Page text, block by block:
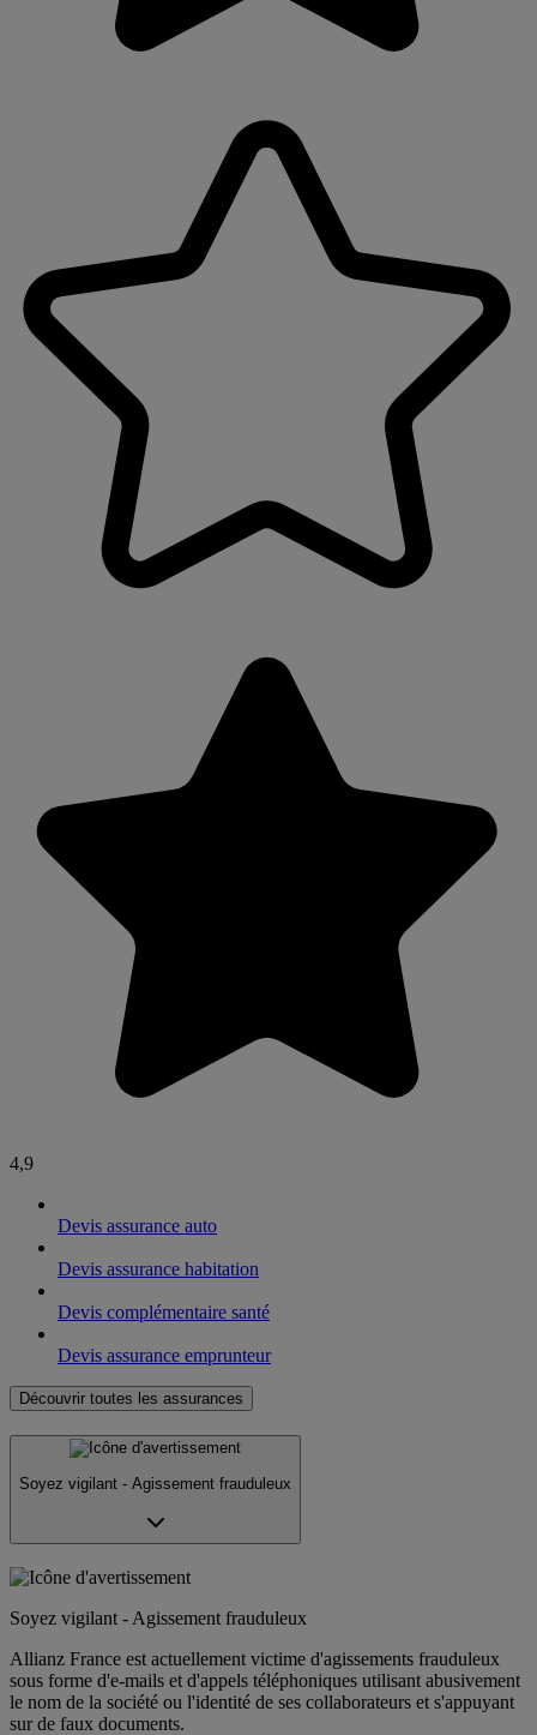
4,9
Devis assurance auto
Devis assurance habitation
Devis complémentaire santé
Devis assurance emprunteur
Découvrir toutes les assurances
Soyez vigilant - Agissement frauduleux
Soyez vigilant - Agissement frauduleux
Allianz France est actuellement victime d'agissements frauduleux
sous forme d'e-mails et d'appels téléphoniques utilisant abusivement
le nom de la société ou l'identité de ses collaborateurs et s'appuyant
sur de faux documents.